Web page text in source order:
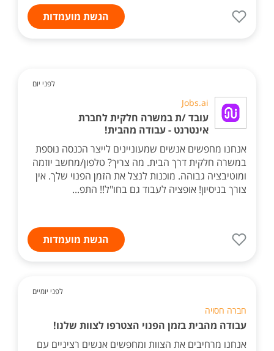
הגשת מועמדות
לפני יום
Jobs.ai
עובד /ת במשרה חלקית לחברת
אינטרנט - עבודה מהבית!
אנחנו מחפשים אנשים שמעוניינים לייצר הכנסה נוספת
במשרה חלקית דרך הבית. מה צריך? טלפון/מחשב יוזמה
ומוטיבציה גבוהה. מוכנות לנצל את הזמן הפנוי שלך. אין
צורך בניסיון! אופציה לעבוד גם בחו"ל!! התפ...
הגשת מועמדות
לפני יומיים
חברה חסויה
עבודה מהבית בזמן הפנוי הצטרפו לצוות שלנו!
אנחנו מרחיבים את הצוות ומחפשים אנשים רציניים עם